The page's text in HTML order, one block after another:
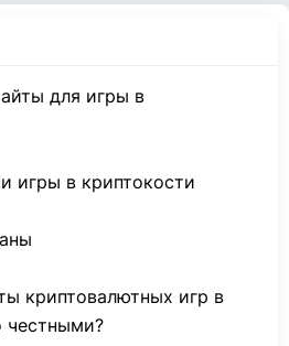
для игры в
игры в криптокости
криптовалютных игр в
честными?